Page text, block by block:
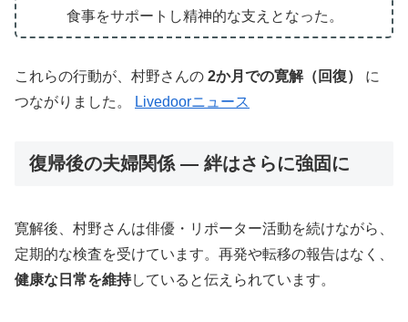
食事をサポートし精神的な支えとなった。
これらの行動が、村野さんの 2か月での寛解（回復）
に
つながりました。
Livedoorニュース
復帰後の夫婦関係 — 絆はさらに強固に
寛解後、村野さんは俳優・リポーター活動を続けながら、
定期的な検査を受けています。再発や転移の報告はなく、
健康な日常を維持していると伝えられています。